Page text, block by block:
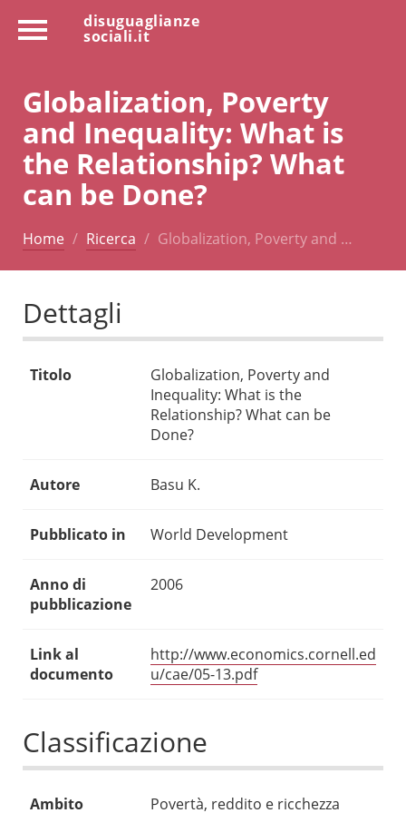
disuguaglianze
sociali.it
Globalization, Poverty
and Inequality: What is
the Relationship? What
can be Done?
Home Ricerca Globalization, Poverty and …
Dettagli
Titolo
Globalization, Poverty and
Inequality: What is the
Relationship? What can be
Done?
Autore Basu K.
Pubblicato in World Development
Anno di
pubblicazione
2006
Link al
documento
http://www.economics.cornell.ed
u/cae/05-13.pdf
Classificazione
Ambito Povertà, reddito e ricchezza